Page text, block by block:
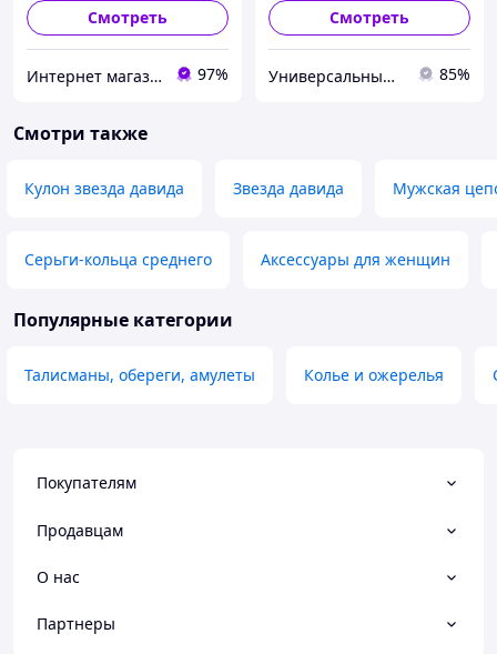
Смотреть
Интернет магазин аксессуаров АЛЬПАКА 97%
Смотреть
Универсальный Интернет-магазин POPULAR 85%
Смотри также
Кулон звезда давида Звезда давида Мужская
Серьги-кольца среднего Аксессуары для женщин
Популярные категории
Талисманы, обереги, амулеты Колье и ожерелья
Покупателям
Продавцам
О нас
Партнеры